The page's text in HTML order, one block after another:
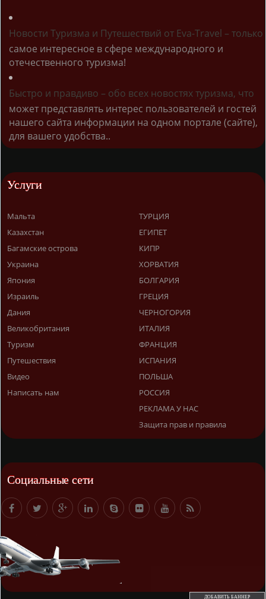
Новости Туризма и Путешествий от Eva-Travel – только
самое интересное в сфере международного и
отечественного туризма!
Быстро и правдиво – обо всех новостях туризма, что
может представлять интерес пользователей и гостей
нашего сайта информации на одном портале (сайте),
для вашего удобства..
Услуги
Мальта
Казахстан
Багамские острова
Украина
Япония
Израиль
Дания
Великобритания
Туризм
Путешествия
Видео
Написать нам
ТУРЦИЯ
ЕГИПЕТ
КИПР
ХОРВАТИЯ
БОЛГАРИЯ
ГРЕЦИЯ
ЧЕРНОГОРИЯ
ИТАЛИЯ
ФРАНЦИЯ
ИСПАНИЯ
ПОЛЬША
РОССИЯ
РЕКЛАМА У НАС
Защита прав и правила
Социальные сети
ДОБАВИТЬ БАННЕР